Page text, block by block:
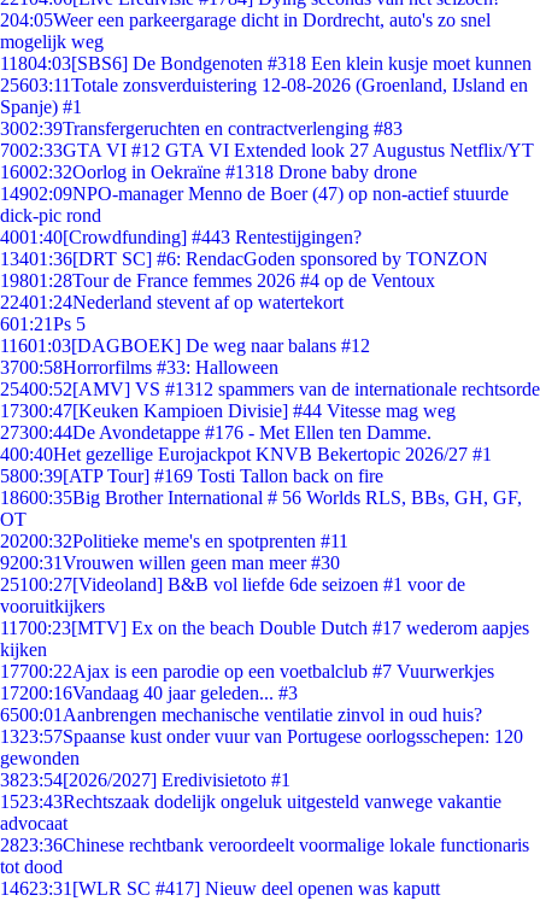
204:05Weer een parkeergarage dicht in Dordrecht, auto's zo snel
mogelijk weg
11804:03[SBS6] De Bondgenoten #318 Een klein kusje moet kunnen
25603:11Totale zonsverduistering 12-08-2026 (Groenland, IJsland en
Spanje) #1
3002:39Transfergeruchten en contractverlenging #83
7002:33GTA VI #12 GTA VI Extended look 27 Augustus Netflix/YT
16002:32Oorlog in Oekraïne #1318 Drone baby drone
14902:09NPO-manager Menno de Boer (47) op non-actief stuurde
dick-pic rond
4001:40[Crowdfunding] #443 Rentestijgingen?
13401:36[DRT SC] #6: RendacGoden sponsored by TONZON
19801:28Tour de France femmes 2026 #4 op de Ventoux
22401:24Nederland stevent af op watertekort
601:21Ps 5
11601:03[DAGBOEK] De weg naar balans #12
3700:58Horrorfilms #33: Halloween
25400:52[AMV] VS #1312 spammers van de internationale rechtsorde
17300:47[Keuken Kampioen Divisie] #44 Vitesse mag weg
27300:44De Avondetappe #176 - Met Ellen ten Damme.
400:40Het gezellige Eurojackpot KNVB Bekertopic 2026/27 #1
5800:39[ATP Tour] #169 Tosti Tallon back on fire
18600:35Big Brother International # 56 Worlds RLS, BBs, GH, GF,
OT
20200:32Politieke meme's en spotprenten #11
9200:31Vrouwen willen geen man meer #30
25100:27[Videoland] B&B vol liefde 6de seizoen #1 voor de
vooruitkijkers
11700:23[MTV] Ex on the beach Double Dutch #17 wederom aapjes
kijken
17700:22Ajax is een parodie op een voetbalclub #7 Vuurwerkjes
17200:16Vandaag 40 jaar geleden... #3
6500:01 Aanbrengen mechanische ventilatie zinvol in oud huis?
1323:57Spaanse kust onder vuur van Portugese oorlogsschepen: 120
gewonden
3823:54[2026/2027] Eredivisietoto #1
1523:43Rechtszaak dodelijk ongeluk uitgesteld vanwege vakantie
advocaat
2823:36Chinese rechtbank veroordeelt voormalige lokale functionaris
tot dood
14623:31 [WLR SC #417] Nieuw deel openen was kaputt